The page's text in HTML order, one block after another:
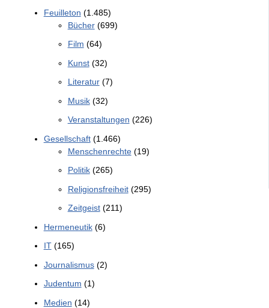
Feuilleton (1.485)
Bücher(699)
Film (64)
Kunst(32)
Literatur(7)
Musik(32)
Veranstaltungen (226)
Gesellschaft(1.466)
Menschenrechte(19)
Politik(265)
Religionsfreiheit(295)
Zeitgeist(211)
Hermeneutik(6)
IT(165)
Journalismus(2)
Judentum (1)
Medien (14)